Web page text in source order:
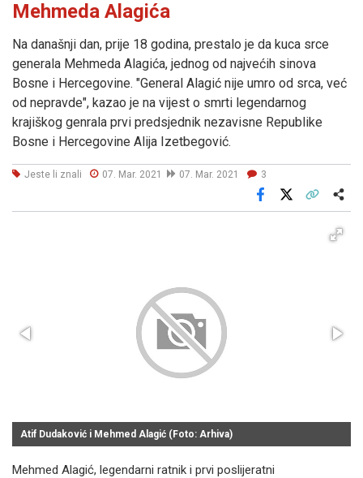
Mehmeda Alagića
Na današnji dan, prije 18 godina, prestalo je da kuca srce
generala Mehmeda Alagića, jednog od najvećih sinova
Bosne i Hercegovine. "General Alagić nije umro od srca, već
od nepravde", kazao je na vijest o smrti legendarnog
krajiškog genrala prvi predsjednik nezavisne Republike
Bosne i Hercegovine Alija Izetbegović.
Jeste li znali 07. Mar. 2021 07. Mar. 2021 3
Facebook
Atif Dudaković i Mehmed Alagić (Foto: Arhiva)
Mehmed Alagić, legendarni ratnik i prvi poslijeratni